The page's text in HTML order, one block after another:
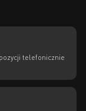
telefonicznie